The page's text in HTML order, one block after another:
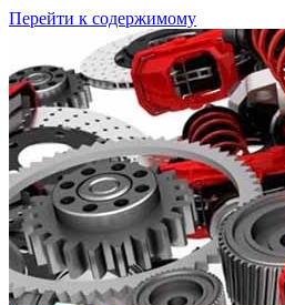
Перейти к содержимому